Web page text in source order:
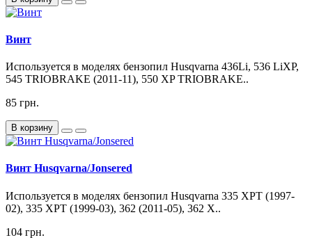
Винт
Используется в моделях бензопил Husqvarna 436Li, 536 LiXP,
545 TRIOBRAKE (2011-11), 550 XP TRIOBRAKE..
85 грн.
В корзину
Винт Husqvarna/Jonsered
Используется в моделях бензопил Husqvarna 335 XPT (1997-
02), 335 XPT (1999-03), 362 (2011-05), 362 X..
104 грн.